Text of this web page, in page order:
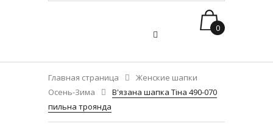
0
Главная страница
Женские шапки
Осень-Зима
В'язана шапка Тіна 490-070
пильна троянда